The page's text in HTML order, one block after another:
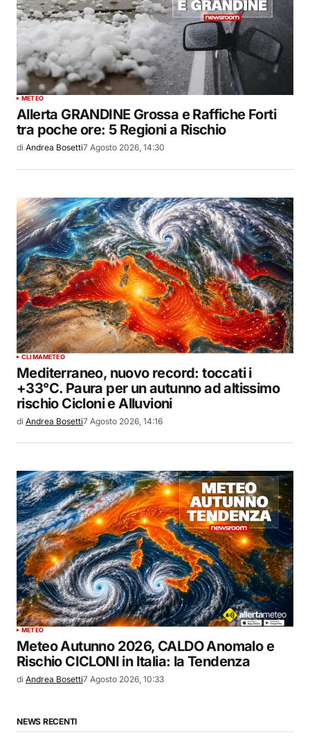
METEO
Allerta GRANDINE Grossa e Raffiche Forti
tra poche ore: 5 Regioni a Rischio
di Andrea Bosetti7 Agosto 2026, 14:30
CLIMAMETEO
Mediterraneo, nuovo record: toccati i
+33°C. Paura per un autunno ad altissimo
rischio Cicloni e Alluvioni
di Andrea Bosetti7 Agosto 2026, 14:16
METEO
Meteo Autunno 2026, CALDO Anomalo e
Rischio CICLONI in Italia: la Tendenza
di Andrea Bosetti7 Agosto 2026, 10:33
NEWS RECENTI